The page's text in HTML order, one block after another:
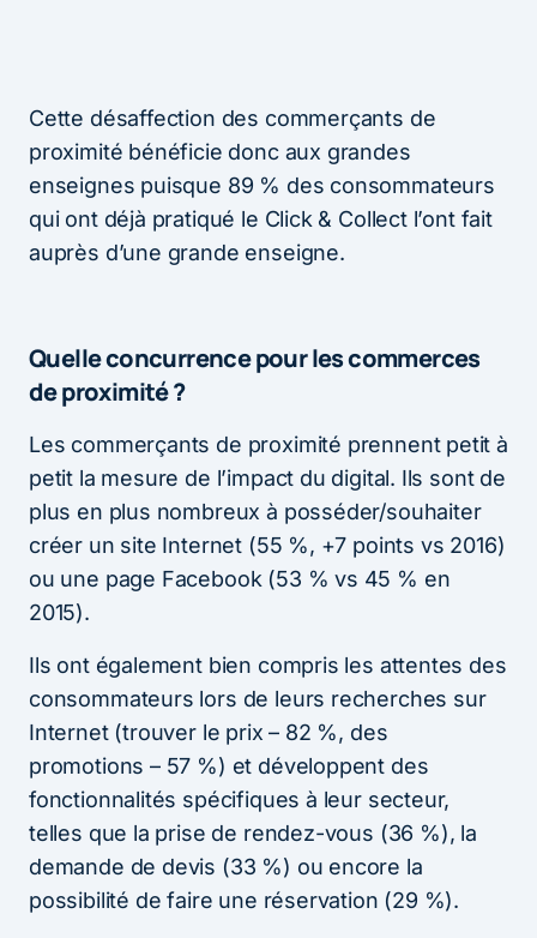
Cette désaffection des commerçants de
proximité bénéficie donc aux grandes
enseignes puisque 89 % des consommateurs
qui ont déjà pratiqué le Click & Collect l’ont fait
auprès d’une grande enseigne.
Quelle concurrence pour les commerces
de proximité ?
Les commerçants de proximité prennent petit à
petit la mesure de l’impact du digital. Ils sont de
plus en plus nombreux à posséder/souhaiter
créer un site Internet (55 %, +7 points vs 2016)
ou une page Facebook (53 % vs 45 % en
2015).
Ils ont également bien compris les attentes des
consommateurs lors de leurs recherches sur
Internet (trouver le prix – 82 %, des
promotions – 57 %) et développent des
fonctionnalités spécifiques à leur secteur,
telles que la prise de rendez-vous (36 %), la
demande de devis (33 %) ou encore la
possibilité de faire une réservation (29 %).